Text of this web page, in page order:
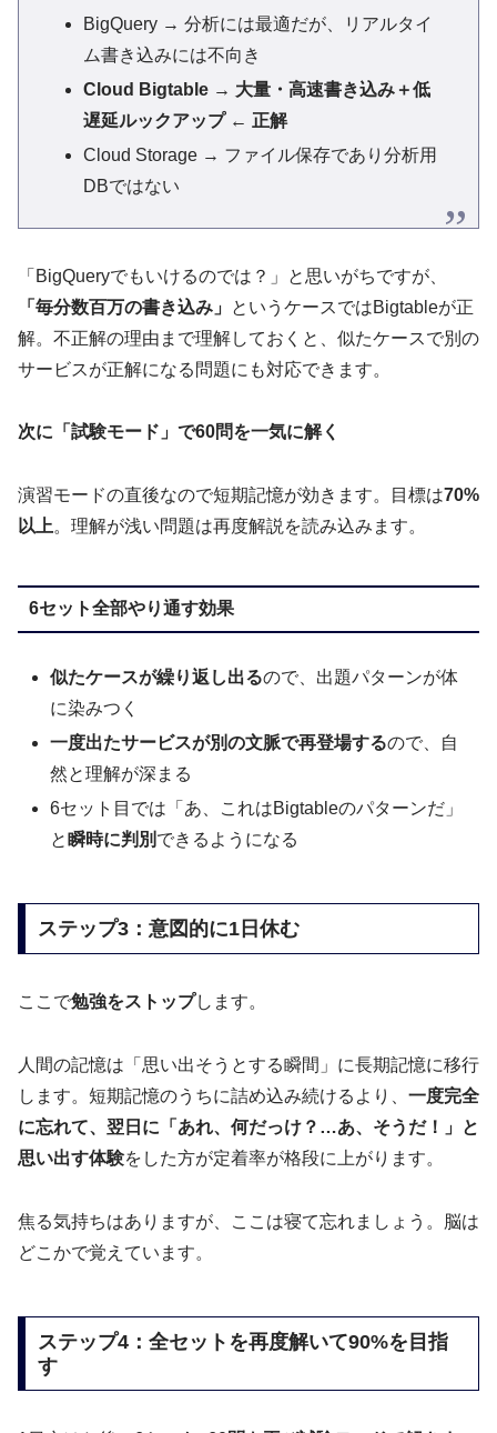
BigQuery → 分析には最適だが、リアルタイ
ム書き込みには不向き
Cloud Bigtable → 大量・高速書き込み＋低
遅延ルックアップ ← 正解
Cloud Storage → ファイル保存であり分析用
DBではない
「BigQueryでもいけるのでは？」と思いがちですが、
「毎分数百万の書き込み」 というケースではBigtableが正
解。不正解の理由まで理解しておくと、似たケースで別の
サービスが正解になる問題にも対応できます。
次に「試験モード」で60問を一気に解く
演習モードの直後なので短期記憶が効きます。目標は70%
以上。理解が浅い問題は再度解説を読み込みます。
6セット全部やり通す効果
似たケースが繰り返し出るので、出題パターンが体
に染みつく
一度出たサービスが別の文脈で再登場するので、自
然と理解が深まる
6セット目では「あ、これはBigtableのパターンだ」
と瞬時に判別 できるようになる
ステップ3：意図的に1日休む
ここで勉強をストップします。
人間の記憶は「思い出そうとする瞬間」に長期記憶に移行
します。短期記憶のうちに詰め込み続けるより、 一度完全
に忘れて、翌日に「あれ、何だっけ？…あ、そうだ！」と
思い出す体験をした方が定着率が格段に上がります。
焦る気持ちはありますが、ここは寝て忘れましょう。脳は
どこかで覚えています。
ステップ4：全セットを再度解いて90%を目指
す